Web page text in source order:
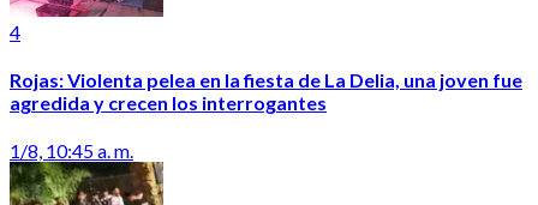
4
Rojas: Violenta pelea en la fiesta de La Delia, una joven fue
agredida y crecen los interrogantes
1/8, 10:45 a. m.